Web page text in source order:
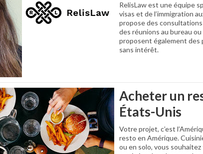
RelisLaw est une équipe
visas et de l’immigration
propose des
des réunions au bureau
proposent également des
sans intérêt.
Acheter un
États-Unis
Votre projet, c’est
resto en Amérique.
ou en solo, vous